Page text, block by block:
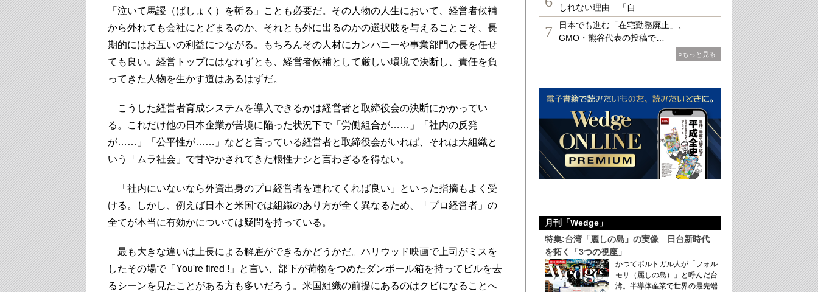
「泣いて馬謖（ばしょく）を斬る」ことも必要だ。その人物の人生において、経営者候補
から外れても会社にとどまるのか、それとも外に出るのかの選択肢を与えることこそ、長
期的にはお互いの利益につながる。もちろんその人材にカンパニーや事業部門の長を任せ
ても良い。経営トップにはなれずとも、経営者候補として厳しい環境で決断し、責任を負
ってきた人物を生かす道はあるはずだ。
こうした経営者育成システムを導入できるかは経営者と取締役会の決断にかかってい
る。これだけ他の日本企業が苦境に陥った状況下で「労働組合が……」「社内の反発
が……」「公平性が……」などと言っている経営者と取締役会がいれば、それは大組織と
いう「ムラ社会」で甘やかされてきた根性ナシと言わざるを得ない。
「社内にいないなら外資出身のプロ経営者を連れてくれば良い」といった指摘もよく受
ける。しかし、例えば日本と米国では組織のあり方が全く異なるため、「プロ経営者」の
全てが本当に有効かについては疑問を持っている。
最も大きな違いは上長による解雇ができるかどうかだ。ハリウッド映画で上司がミスを
したその場で「You're fired !」と言い、部下が荷物をつめたダンボール箱を持ってビルを去
るシーンを見たことがある方も多いだろう。米国組織の前提にあるのはクビになることへ
しれない理由…「自…
7
日本でも進む「在宅勤務廃止」、
GMO・熊谷代表の投稿で…
»もっと見る
月刊「Wedge」
特集:台湾「麗しの島」の実像 日台新時代
を拓く「3つの視座」
かつてポルトガル人が「フォル
モサ（麗しの島）」と呼んだ台
湾。半導体産業で世界の最先端